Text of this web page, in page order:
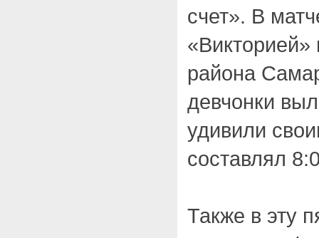
счет». В
района
девчонки
удивили
составлял
Также в эту